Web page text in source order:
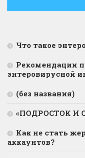
Что такое
Рекомендации
энтеровирусной
(без названия)
«ПОДРОСТОК И
Как не стать
аккаунтов?